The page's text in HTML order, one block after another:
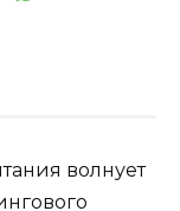
волнует